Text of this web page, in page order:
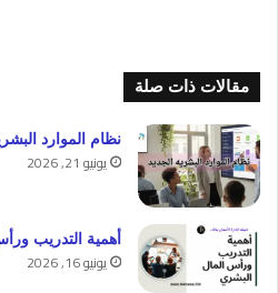
مقالات ذات صلة
نظام الموارد
يونيو 21, 2026
أهمية التدريب
يونيو 16, 2026